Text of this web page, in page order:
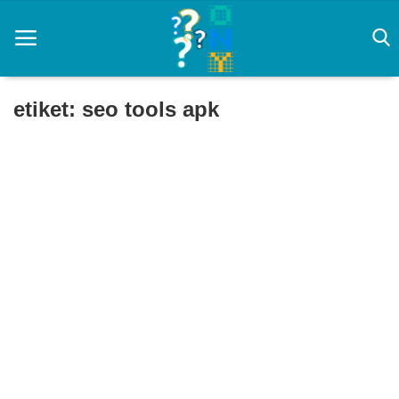
etiket: seo tools apk